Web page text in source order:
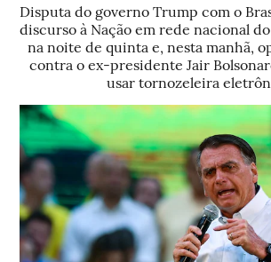
Disputa do governo Trump com o
discurso à Nação em rede nacional
na noite de quinta e, nesta manhã,
contra o ex-presidente Jair
usar tornozeleira